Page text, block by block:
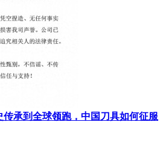
传承到全球领跑，中国刀具如何征服